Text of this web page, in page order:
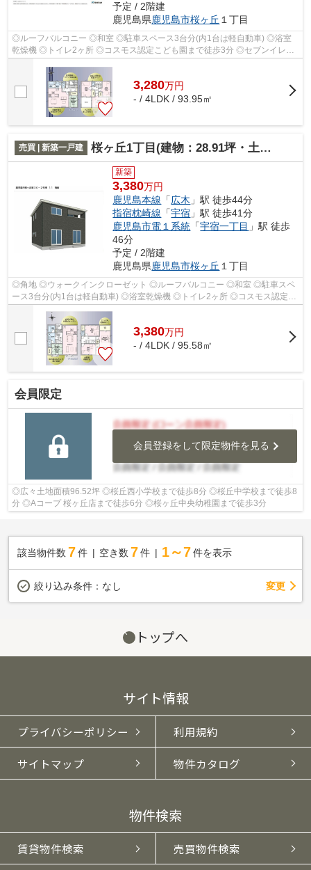
予定 / 2階建
鹿児島県鹿児島市桜ヶ丘 １丁目
◎ルーフバルコニー ◎和室 ◎駐車スペース3台分(内1台は軽自動車) ◎浴室
乾燥機 ◎トイレ2ヶ所 ◎コスモス認定こども園まで徒歩3分 ◎セブンイレブ
3,280万円
- / 4LDK / 93.95㎡
売買 | 新築一戸建 桜ヶ丘1丁目(建物：28.91坪・土地：38.91坪)新築住宅
新築
3,380万円
鹿児島本線 「広木 」駅 徒歩44分
指宿枕崎線 「宇宿 」駅 徒歩41分
鹿児島市電１系統 「宇宿一丁目 」駅 徒歩
46分
予定 / 2階建
鹿児島県鹿児島市桜ヶ丘 １丁目
◎角地 ◎ウォークインクローゼット ◎ルーフバルコニー ◎和室 ◎駐車スペ
ース3台分(内1台は軽自動車) ◎浴室乾燥機 ◎トイレ2ヶ所 ◎コスモス認定こ
ども園まで徒歩3分 ◎セブンイレブンまで徒...
3,380万円
- / 4LDK / 95.58㎡
会員限定
会員登録をして限定物件を見る
◎広々土地面積96.52坪 ◎桜丘西小学校まで徒歩8分 ◎桜丘中学校まで徒歩8
分 ◎Aコープ 桜ヶ丘店まで徒歩6分 ◎桜ヶ丘中央幼稚園まで徒歩3分
該当物件数 7件 空き数 7 件 1～7 件を表示
絞り込み条件： なし 変更
トップへ
サイト情報
プライバシーポリシー 利用規約
サイトマップ 物件カタログ
物件検索
賃貸物件検索 売買物件検索